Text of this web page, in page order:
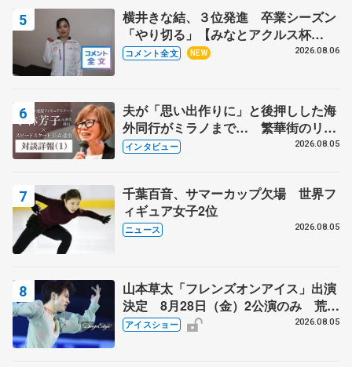
横井きな結、３位発進 卒業シーズン
「やり切る」【みなとアクルス杯
SP】
コメント全文 NEW 2026.08.06
夫が「思い出作りに」と後押しした海
外同行がミラノまで… 繁華街のリン
クでは不良のお兄さんも味方に 小林
インタビュー 2026.08.05
千葉百音、サマーカップ欠場 世界フ
ィギュア女子2位
ニュース 2026.08.05
山本草太「フレンズオンアイス」出演
決定 8月28日（金）2公演のみ 荒川
静香さんプロデュース、20周年のアイ
アイスショー 2026.08.05